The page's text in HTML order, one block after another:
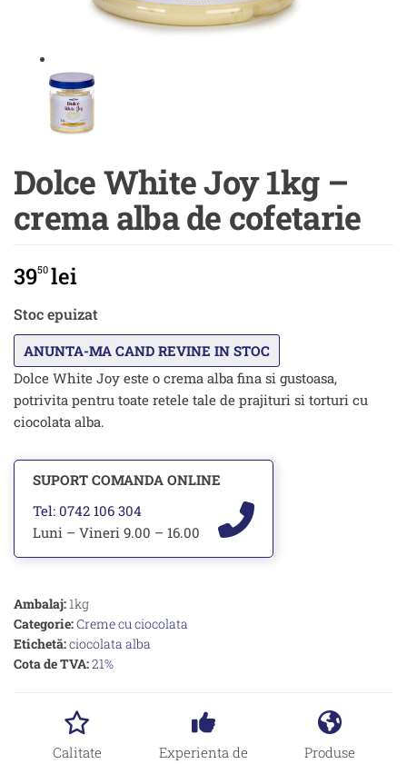
Dolce White Joy 1kg –
crema alba de cofetarie
3950 lei
Stoc epuizat
Dolce White Joy este o crema alba fina si gustoasa,
potrivita pentru toate retele tale de prajituri si torturi cu
ciocolata alba.
SUPORT COMANDA ONLINE
Tel: 0742 106 304
Luni – Vineri 9.00 – 16.00
Ambalaj:1kg
Categorie:Creme cu ciocolata
Etichetă:ciocolata alba
Cota de TVA:21%
Calitate
Experienta de
Produse